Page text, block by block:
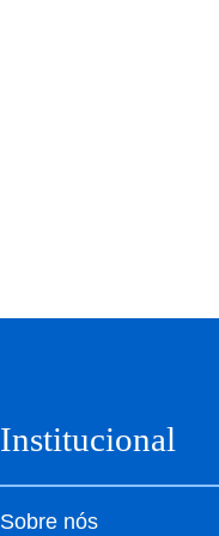
Institucional
Sobre nós